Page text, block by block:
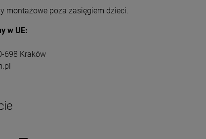
montażowe poza zasięgiem dzieci.
w UE:
698 Kraków